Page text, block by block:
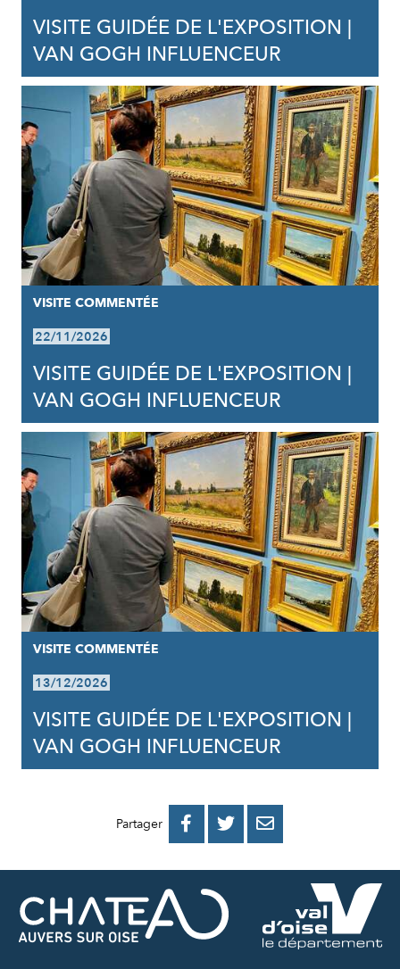
VISITE GUIDÉE DE L'EXPOSITION |
VAN GOGH INFLUENCEUR
VISITE COMMENTÉE
22/11/2026
VISITE GUIDÉE DE L'EXPOSITION |
VAN GOGH INFLUENCEUR
VISITE COMMENTÉE
13/12/2026
VISITE GUIDÉE DE L'EXPOSITION |
VAN GOGH INFLUENCEUR
Partager 
PARTAGER
FACEBOOK
PARTAGER
PARTAGER
MAIL